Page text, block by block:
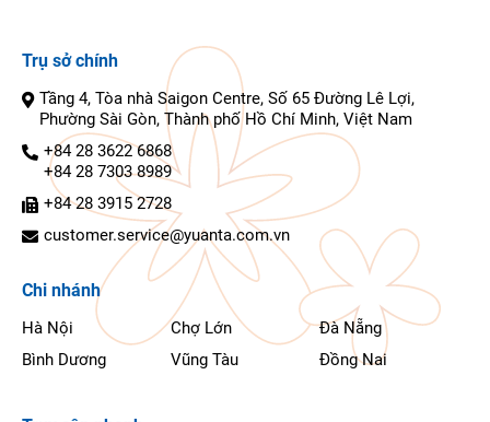
Trụ sở chính
Tầng 4, Tòa nhà Saigon Centre, Số 65 Đường Lê Lợi,
Phường Sài Gòn, Thành phố Hồ Chí Minh, Việt Nam
+84 28 3622 6868
+84 28 7303 8989
+84 28 3915 2728
customer.service@yuanta.com.vn
Chi nhánh
Hà Nội Chợ Lớn
Đà Nẵng
Bình Dương
Vũng Tàu Đồng Nai